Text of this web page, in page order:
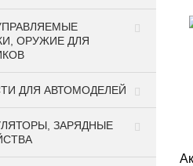
ОРУЖИЕ ДЛЯ
ДЛЯ АВТОМОДЕЛЕЙ
ЗАРЯДНЫЕ